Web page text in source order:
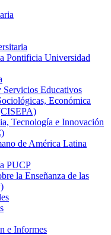
Pontificia Universidad
Servicios Educativos
Económica
Tecnología e Innovación
de América Latina
PUCP
la Enseñanza de las
e Informes